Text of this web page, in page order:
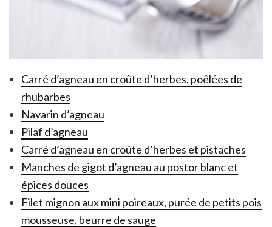
Carré d’agneau en croûte d’herbes, poêlées de
rhubarbes
Navarin d’agneau
Pilaf d’agneau
Carré d’agneau en croûte d’herbes et pistaches
Manches de gigot d’agneau au postor blanc et
épices douces
Filet mignon aux mini poireaux, purée de petits pois
mousseuse, beurre de sauge